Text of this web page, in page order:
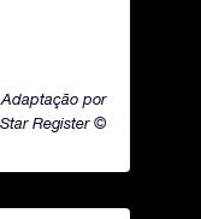
por
Register ©